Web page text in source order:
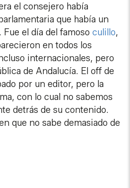
el consejero había
que había un
el día del famosoculillo,
en todos los
internacionales, pero
de Andalucía. El off de
por un editor, pero la
con lo cual no sabemos
detrás de su contenido.
que no sabe demasiado de